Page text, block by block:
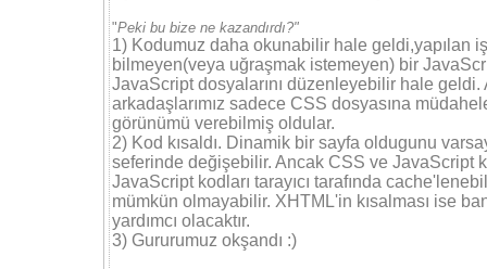
"Peki bu bize ne kazandırdı?"
1) Kodumuz daha okunabilir hale geldi,yapılan
bilmeyen(veya uğraşmak istemeyen) bir
JavaScript dosyalarını düzenleyebilir hale geldi.
arkadaşlarımız sadece CSS dosyasına
görünümü verebilmiş oldular.
2) Kod kısaldı. Dinamik bir sayfa oldugunu
seferinde değişebilir. Ancak CSS ve JavaScript
JavaScript kodları tarayıcı tarafında
mümkün olmayabilir. XHTML'in kısalması ise
yardımcı olacaktır.
3) Gururumuz okşandı :)